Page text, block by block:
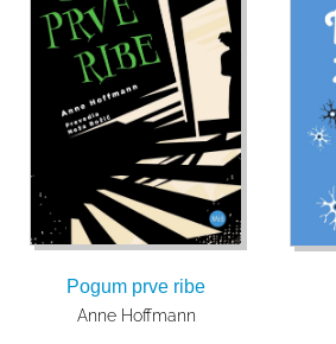
Pogum prve ribe
Anne Hoffmann